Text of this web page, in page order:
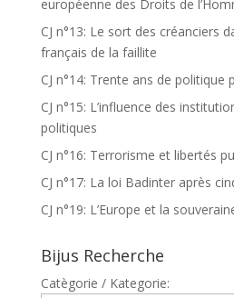
européenne des Droits de
CJ n°13: Le sort des créanciers
français de la faillite
CJ n°14: Trente ans de politique
CJ n°15: L’influence des
politiques
CJ n°16: Terrorisme et libertés
CJ n°17: La loi Badinter après
CJ n°19: L’Europe et la
Bijus Recherche
Catègorie / Kategorie: